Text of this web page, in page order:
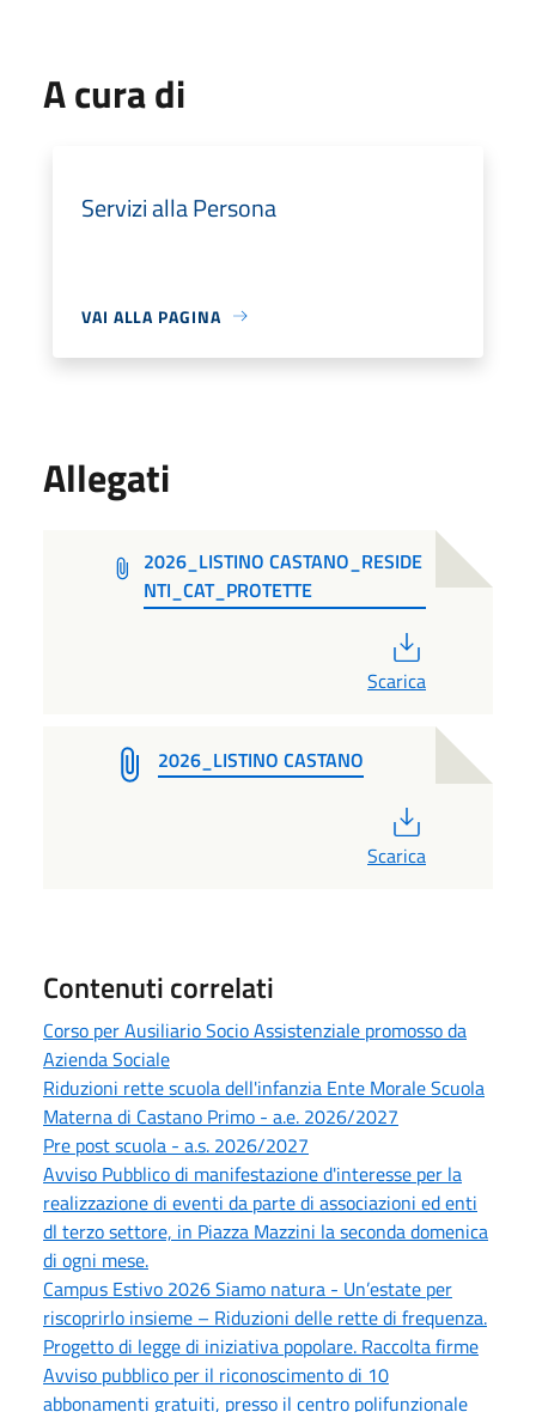
A cura di
Servizi alla Persona
VAI ALLA PAGINA
Allegati
2026_LISTINO CASTANO_RESIDE
NTI_CAT_PROTETTE
Scarica
2026_LISTINO CASTANO
Scarica
Contenuti correlati
Corso per Ausiliario Socio Assistenziale promosso da
Azienda Sociale
Riduzioni rette scuola dell'infanzia Ente Morale Scuola
Materna di Castano Primo - a.e. 2026/2027
Pre post scuola - a.s. 2026/2027
Avviso Pubblico di manifestazione d'interesse per la
realizzazione di eventi da parte di associazioni ed enti
dl terzo settore, in Piazza Mazzini la seconda domenica
di ogni mese.
Campus Estivo 2026 Siamo natura - Un’estate per
riscoprirlo insieme – Riduzioni delle rette di frequenza.
Progetto di legge di iniziativa popolare. Raccolta firme
Avviso pubblico per il riconoscimento di 10
abbonamenti gratuiti, presso il centro polifunzionale